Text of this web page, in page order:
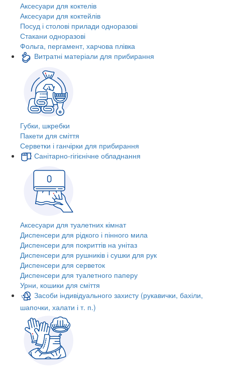
Аксесуари для коктелів
Аксесуари для коктейлів
Посуд і столові прилади одноразові
Стакани одноразові
Фольга, пергамент, харчова плівка
Витратні матеріали для прибирання
Губки, шкребки
Пакети для сміття
Серветки і ганчірки для прибирання
Санітарно-гігієнічне обладнання
Аксесуари для туалетних кімнат
Диспенсери для рідкого і пінного мила
Диспенсери для покриттів на унітаз
Диспенсери для рушників і сушки для рук
Диспенсери для серветок
Диспенсери для туалетного паперу
Урни, кошики для сміття
Засоби індивідуального захисту (рукавички, бахіли,
шапочки, халати і т. п.)